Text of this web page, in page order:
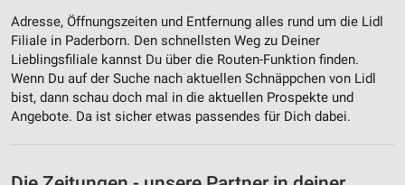
Adresse, Öffnungszeiten und Entfernung alles rund um die Lidl
Filiale in Paderborn. Den schnellsten Weg zu Deiner
Lieblingsfiliale kannst Du über die Routen-Funktion finden.
Wenn Du auf der Suche nach aktuellen Schnäppchen von Lidl
bist, dann schau doch mal in die aktuellen Prospekte und
Angebote. Da ist sicher etwas passendes für Dich dabei.